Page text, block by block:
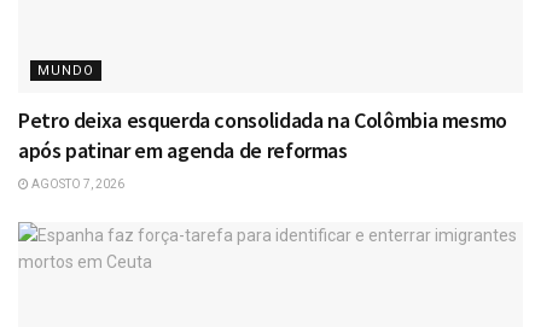
MUNDO
Petro deixa esquerda consolidada na Colômbia mesmo
após patinar em agenda de reformas
AGOSTO 7, 2026